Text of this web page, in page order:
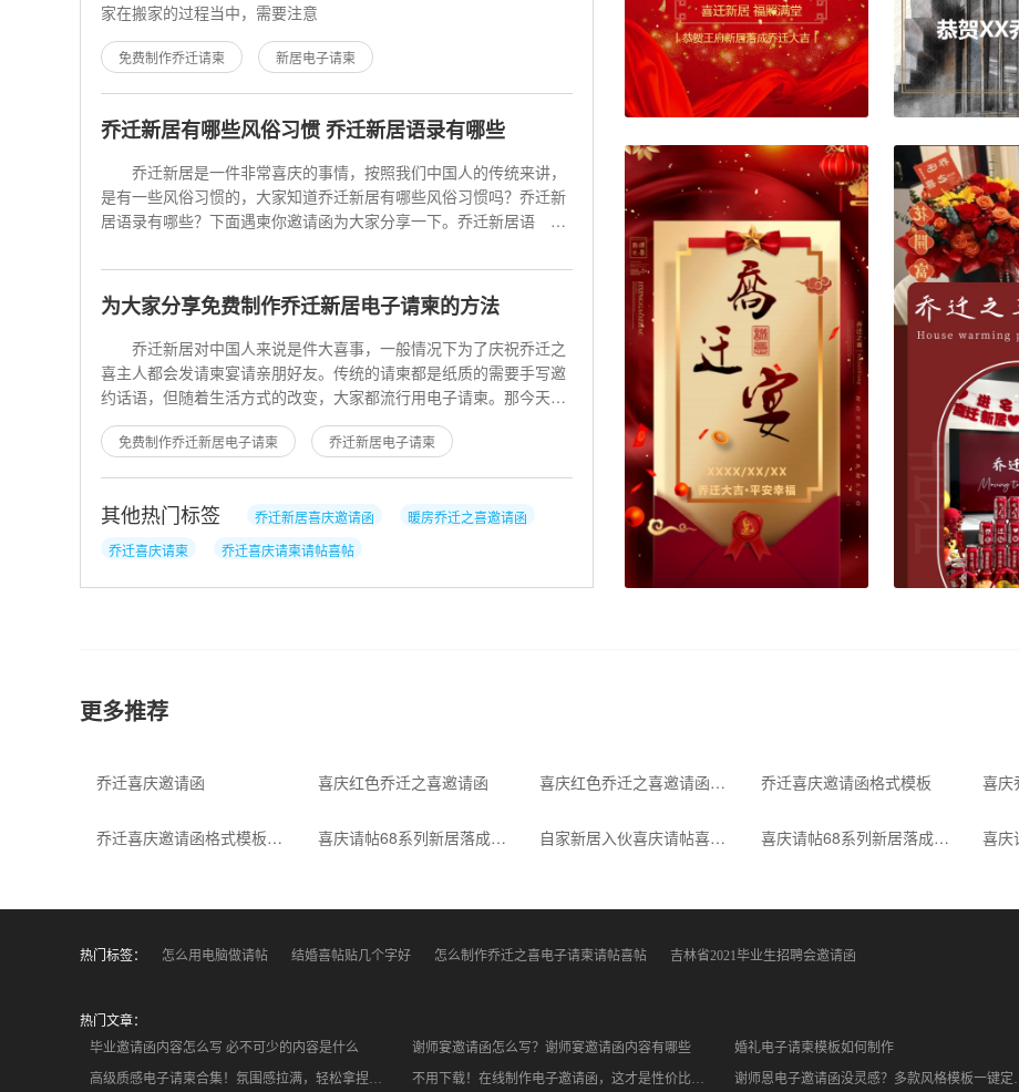
家在搬家的过程当中，需要注意
免费制作乔迁请柬 新居电子请柬
乔迁新居有哪些风俗习惯 乔迁新居语录有哪些
乔迁新居是一件非常喜庆的事情，按照我们中国人的传统来讲，
是有一些风俗习惯的，大家知道乔迁新居有哪些风俗习惯吗？乔迁新
居语录有哪些？下面遇柬你邀请函为大家分享一下。乔迁新居语
为大家分享免费制作乔迁新居电子请柬的方法
乔迁新居对中国人来说是件大喜事，一般情况下为了庆祝乔迁之
喜主人都会发请柬宴请亲朋好友。传统的请柬都是纸质的需要手写邀
约话语，但随着生活方式的改变，大家都流行用电子请柬。那今天就
为大家分享免费制作乔
免费制作乔迁新居电子请柬 乔迁新居电子请柬
其他热门标签 乔迁新居喜庆邀请函
暖房乔迁之喜邀请函
乔迁喜庆请柬
乔迁喜庆请柬请帖喜帖
乔迁喜庆邀请函格式模板请柬
乔迁喜庆邀请函格式模板请柬请帖喜帖
红色大气乔迁之喜请柬电子请柬 免费
54736 31107
更多推荐
乔迁喜庆邀请函 喜庆红色乔迁之喜邀请函 喜庆红色乔迁之喜邀请函自制 乔迁喜庆邀请函格式模板 喜庆
乔迁喜庆邀请函格式模板请帖 喜庆请帖68系列新居落成请柬 自家新居入伙喜庆请帖喜帖请柬 喜庆请帖68系列新居落成请柬的写法
热门标签： 怎么用电脑做请帖 结婚喜帖贴几个字好 怎么制作乔迁之喜电子请柬请帖喜帖 吉林省2021毕业生招聘会邀请函
热门文章：
毕业邀请函内容怎么写 必不可少的内容是什么
谢师宴邀请函怎么写？谢师宴邀请函内容有哪些 婚礼电子请柬模板如何制作
高级质感电子请柬合集！氛围感拉满，轻松拿捏小众精致格调
不用下载！在线制作电子邀请函，这才是性价比天花板 谢师恩电子邀